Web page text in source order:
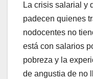
La crisis salarial y
padecen quienes
nodocentes no
está con salarios
pobreza y la
de angustia de no